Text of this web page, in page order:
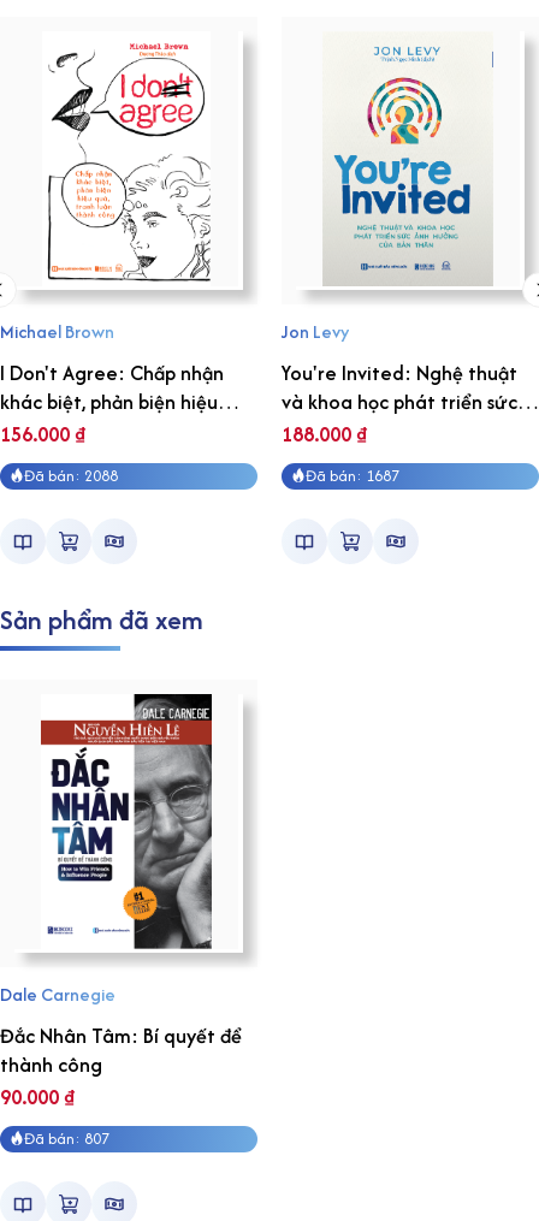
Michael Brown
I Don't Agree: Chấp nhận
khác biệt, phản biện hiệu
quả, tranh luận thành công
156.000₫
Đã bán: 2088
Jon Levy
You're Invited: Nghệ thuật
và khoa học phát triển sức
ảnh hưởng của bản thân
188.000₫
Đã bán: 1687
Sản phẩm đã xem
Dale Carnegie
Đắc Nhân Tâm: Bí quyết để
thành công
90.000₫
Đã bán: 807